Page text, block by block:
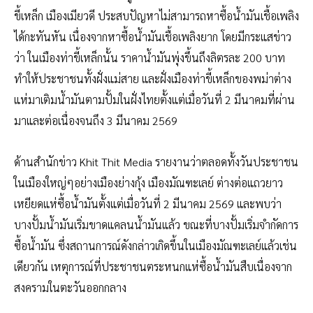
ขี้เหล็ก เมืองเมียวดี ประสบปัญหาไม่สามารถหาซื้อน้ำมันเชื้อเพลิง
ได้กะทันหัน เนื่องจากหาซื้อน้ำมันเชื้อเพลิงยาก โดยมีกระแสข่าว
ว่า ในเมืองท่าขี้เหล็กนั้น ราคาน้ำมันพุ่งขึ้นถึงลิตรละ 200 บาท
ทำให้ประชาชนทั้งฝั่งแม่สาย และฝั่งเมืองท่าขี้เหล็กของพม่าต่าง
แห่มาเติมน้ำมันตามปั้มในฝั่งไทยตั้งแต่เมื่อวันที่ 2 มีนาคมที่ผ่าน
มาและต่อเนื่องจนถึง 3 มีนาคม 2569
ด้านสำนักข่าว Khit Thit Media รายงานว่าตลอดทั้งวันประชาชน
ในเมืองใหญ่ๆอย่างเมืองย่างกุ้ง เมืองมัณฑะเลย์ ต่างต่อแถวยาว
เหยียดแห่ซื้อน้ำมันตั้งแต่เมื่อวันที่ 2 มีนาคม 2569 และพบว่า
บางปั้มน้ำมันเริ่มขาดแคลนน้ำมันแล้ว ขณะที่บางปั้มเริ่มจำกัดการ
ซื้อน้ำมัน ซึ่งสถานการณ์ดังกล่าวเกิดขึ้นในเมืองมัณฑะเลย์แล้วเช่น
เดียวกัน เหตุการณ์ที่ประชาชนตระหนกแห่ซื้อน้ำมันสืบเนื่องจาก
สงครามในตะวันออกกลาง